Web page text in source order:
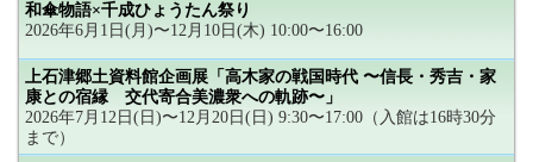
和傘物語×千成ひょうたん祭り
2026年6月1日(月)〜12月10日(木) 10:00〜16:00
上石津郷土資料館企画展「高木家の戦国時代 〜信長・秀吉・家
康との宿縁 交代寄合美濃衆への軌跡〜」
2026年7月12日(日)〜12月20日(日) 9:30〜17:00（入館は16時30分
まで）